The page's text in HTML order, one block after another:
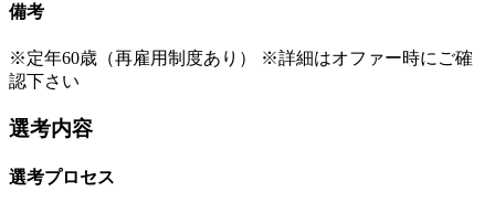
備考
※定年60歳（再雇用制度あり） ※詳細はオファー時にご確
認下さい
選考内容
選考プロセス